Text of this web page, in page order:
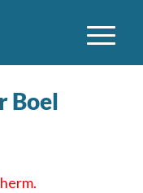
Boel